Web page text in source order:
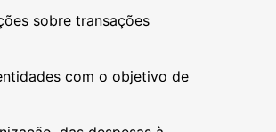
sobre transações
com o objetivo de